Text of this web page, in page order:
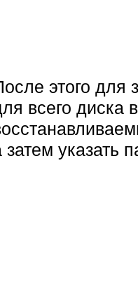
этого для
всего диска
затем указать